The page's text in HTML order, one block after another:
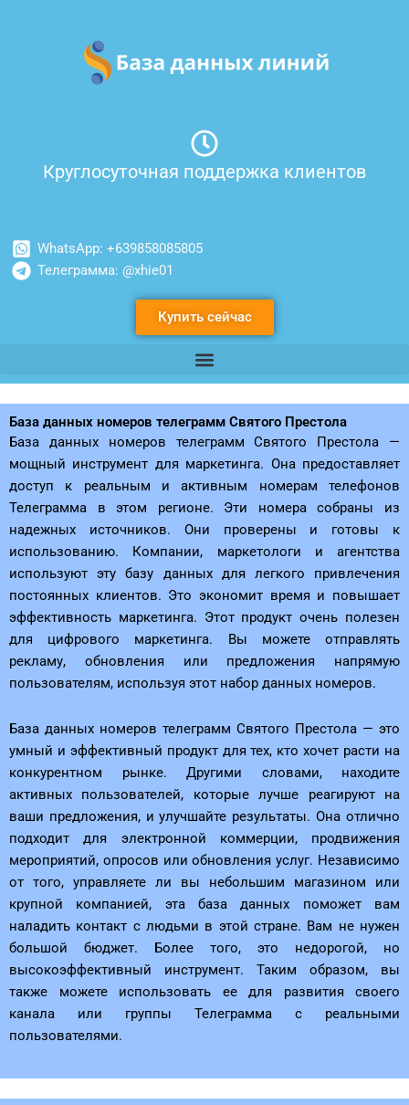
содержимому
Круглосуточная поддержка клиентов
WhatsApp: +639858085805
Телеграмма: @xhie01
Купить сейчас
База данных номеров телеграмм Святого Престола
База данных номеров телеграмм Святого Престола —
мощный инструмент для маркетинга. Она предоставляет
доступ к реальным и активным номерам телефонов
Телеграмма в этом регионе. Эти номера собраны из
надежных источников. Они проверены и готовы к
использованию. Компании, маркетологи и агентства
используют эту базу данных для легкого привлечения
постоянных клиентов. Это экономит время и повышает
эффективность маркетинга. Этот продукт очень полезен
для цифрового маркетинга. Вы можете отправлять
рекламу, обновления или предложения напрямую
пользователям, используя этот набор данных номеров.
База данных номеров телеграмм Святого Престола — это
умный и эффективный продукт для тех, кто хочет расти на
конкурентном рынке. Другими словами, находите
активных пользователей, которые лучше реагируют на
ваши предложения, и улучшайте результаты. Она отлично
подходит для электронной коммерции, продвижения
мероприятий, опросов или обновления услуг. Независимо
от того, управляете ли вы небольшим магазином или
крупной компанией, эта база данных поможет вам
наладить контакт с людьми в этой стране. Вам не нужен
большой бюджет. Более того, это недорогой, но
высокоэффективный инструмент. Таким образом, вы
также можете использовать ее для развития своего
канала или группы Телеграмма с реальными
пользователями.